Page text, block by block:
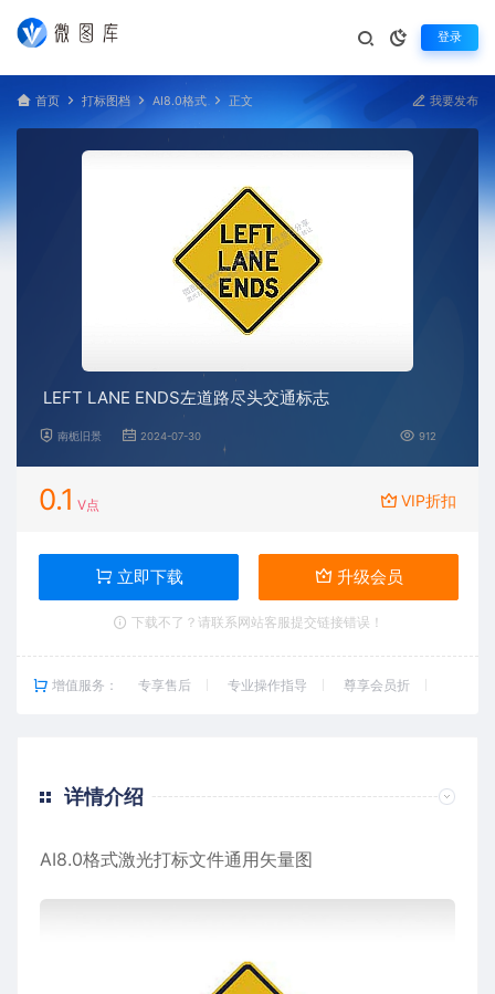
登录
首页 打标图档 AI8.0格式 正文 我要发布
LEFT LANE ENDS左道路尽头交通标志
南栀旧景 2024-07-30 912
0.1 V点 VIP折扣
立即下载 升级会员
下载不了？请联系网站客服提交链接错误！
增值服务： 专享售后 专业操作指导 尊享会员折
详情介绍
AI8.0格式激光打标文件通用矢量图